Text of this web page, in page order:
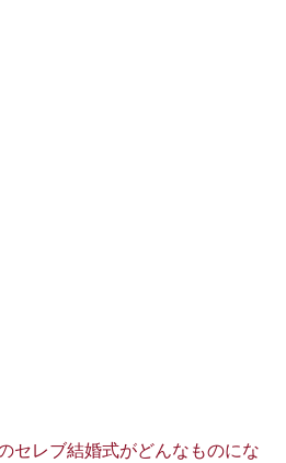
セレブ結婚式がどんなものにな